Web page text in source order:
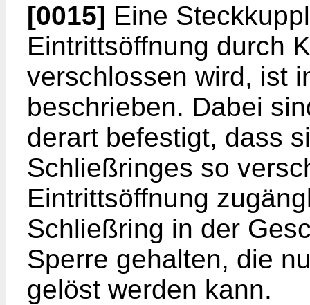
[0015] Eine
Eintrittsöffnung durch
verschlossen wird, ist
beschrieben. Dabei
derart befestigt, dass
Schließringes so
Eintrittsöffnung
Schließring in der
Sperre gehalten, die
gelöst werden kann.